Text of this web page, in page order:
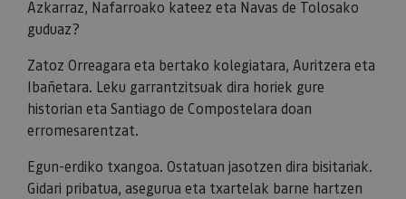
Azkarraz, Nafarroako kateez eta Navas de Tolosako
guduaz?
Zatoz Orreagara eta bertako kolegiatara, Auritzera eta
Ibañetara. Leku garrantzitsuak dira horiek gure
historian eta Santiago de Compostelara doan
erromesarentzat.
Egun-erdiko txangoa. Ostatuan jasotzen dira bisitariak.
Gidari pribatua, asegurua eta txartelak barne hartzen